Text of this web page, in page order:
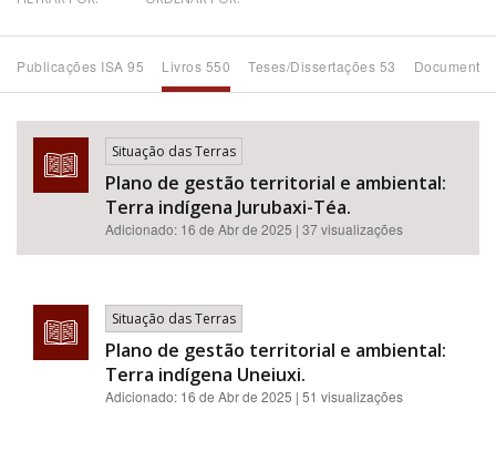
Subtema
Área de Levantamento
BUSCAR
Publicações ISA 95 Livros 550 Teses/Dissertações 53
Situação das Terras
Plano de gestão territorial e ambiental:
Terra indígena Jurubaxi-Téa.
Adicionado: 16 de Abr de 2025 | 37 visualizações
Situação das Terras
Plano de gestão territorial e ambiental:
Terra indígena Uneiuxi.
Adicionado: 16 de Abr de 2025 | 51 visualizações